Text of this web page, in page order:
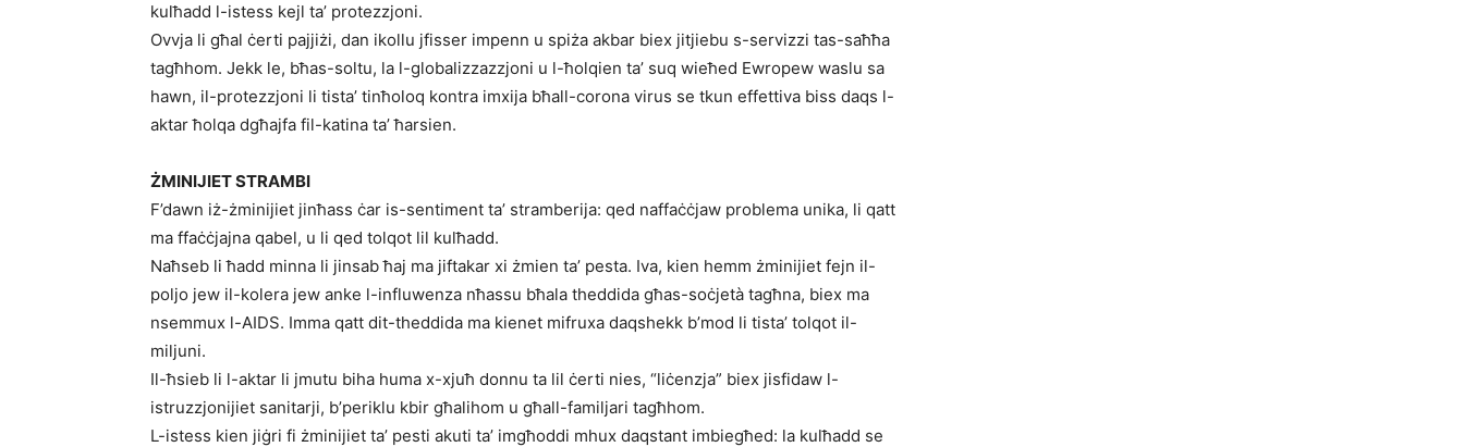
kulħadd l-istess kejl ta’ protezzjoni.
Ovvja li għal ċerti pajjiżi, dan ikollu jfisser impenn u spiża akbar biex jitjiebu s-servizzi tas-saħħa
tagħhom. Jekk le, bħas-soltu, la l-globalizzazzjoni u l-ħolqien ta’ suq wieħed Ewropew waslu sa
hawn, il-protezzjoni li tista’ tinħoloq kontra imxija bħall-corona virus se tkun effettiva biss daqs l-
aktar ħolqa dgħajfa fil-katina ta’ ħarsien.
ŻMINIJIET STRAMBI
F’dawn iż-żminijiet jinħass ċar is-sentiment ta’ stramberija: qed naffaċċjaw problema unika, li qatt
ma ffaċċjajna qabel, u li qed tolqot lil kulħadd.
Naħseb li ħadd minna li jinsab ħaj ma jiftakar xi żmien ta’ pesta. Iva, kien hemm żminijiet fejn il-
poljo jew il-kolera jew anke l-influwenza nħassu bħala theddida għas-soċjetà tagħna, biex ma
nsemmux l-AIDS. Imma qatt dit-theddida ma kienet mifruxa daqshekk b’mod li tista’ tolqot il-
miljuni.
Il-ħsieb li l-aktar li jmutu biha huma x-xjuħ donnu ta lil ċerti nies, “liċenzja” biex jisfidaw l-
istruzzjonijiet sanitarji, b’periklu kbir għalihom u għall-familjari tagħhom.
L-istess kien jiġri fi żminijiet ta’ pesti akuti ta’ imgħoddi mhux daqstant imbiegħed: la kulħadd se